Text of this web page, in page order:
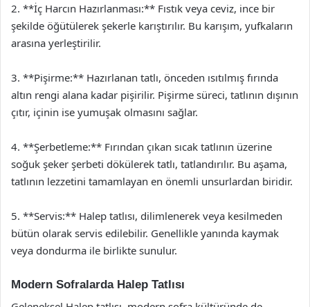
2. **İç Harcın Hazırlanması:** Fıstık veya ceviz, ince bir
şekilde öğütülerek şekerle karıştırılır. Bu karışım, yufkaların
arasına yerleştirilir.
3. **Pişirme:** Hazırlanan tatlı, önceden ısıtılmış fırında
altın rengi alana kadar pişirilir. Pişirme süreci, tatlının dışının
çıtır, içinin ise yumuşak olmasını sağlar.
4. **Şerbetleme:** Fırından çıkan sıcak tatlının üzerine
soğuk şeker şerbeti dökülerek tatlı, tatlandırılır. Bu aşama,
tatlının lezzetini tamamlayan en önemli unsurlardan biridir.
5. **Servis:** Halep tatlısı, dilimlenerek veya kesilmeden
bütün olarak servis edilebilir. Genellikle yanında kaymak
veya dondurma ile birlikte sunulur.
Modern Sofralarda Halep Tatlısı